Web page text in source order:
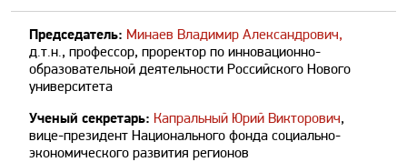
Председатель: Минаев Владимир Александрович,
д.т.н., профессор, проректор по инновационно-
образовательной деятельности Российского Нового
университета
Ученый секретарь: Капральный Юрий Викторович,
вице-президент Национального фонда социально-
экономического развития регионов